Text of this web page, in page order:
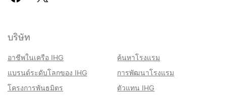
บริษัท
อาชีพในเครือ IHG
ค้นหาโรงแรม
แบรนด์ระดับโลกของ IHG
การพัฒนาโรงแรม
โครงการพันธมิตร
ตัวแทน IHG